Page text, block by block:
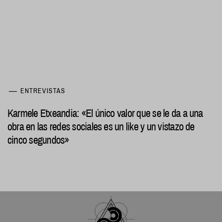
ENTREVISTAS
Karmele Etxeandia: «El único valor que se le da a una
obra en las redes sociales es un like y un vistazo de
cinco segundos»